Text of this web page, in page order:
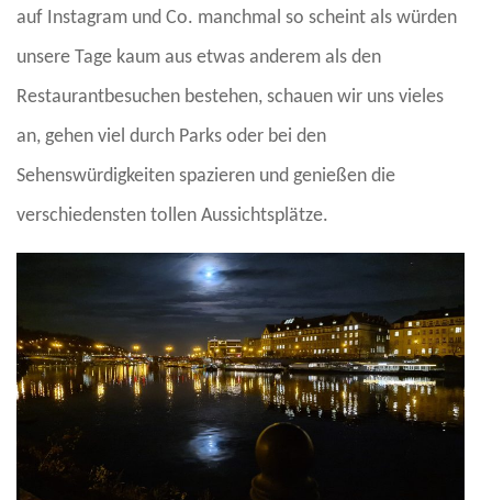
auf Instagram und Co. manchmal so scheint als würden
unsere Tage kaum aus etwas anderem als den
Restaurantbesuchen bestehen, schauen wir uns vieles
an, gehen viel durch Parks oder bei den
Sehenswürdigkeiten spazieren und genießen die
verschiedensten tollen Aussichtsplätze.